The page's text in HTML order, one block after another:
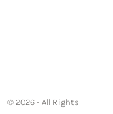
© 2026 - All Rights